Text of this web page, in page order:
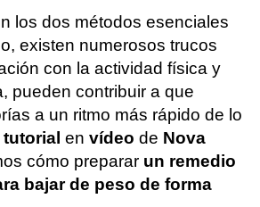
los dos métodos esenciales
existen numerosos trucos
con la actividad física y
pueden contribuir a que
a un ritmo más rápido de lo
tutorial en vídeo de Nova
cómo preparar un remedio
bajar de peso de forma